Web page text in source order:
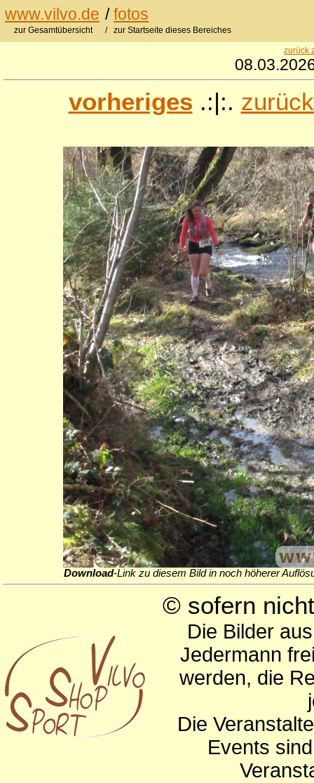
www.vilvo.de /fotos
zur Gesamtübersicht / zur Startseite dieses Bereiches
zurück
vorheriges .:|:.
Download-Link zu diesem Bild in noch höherer
© sofern
Die Bilder
Jedermann
werden, die
Die
Events